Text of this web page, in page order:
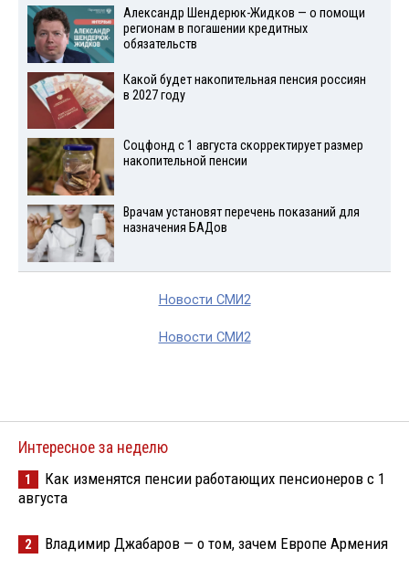
Александр Шендерюк-Жидков — о помощи
регионам в погашении кредитных
обязательств
Какой будет накопительная пенсия россиян
в 2027 году
Соцфонд с 1 августа скорректирует размер
накопительной пенсии
Врачам установят перечень показаний для
назначения БАДов
Новости СМИ2
Новости СМИ2
Интересное за неделю
1
Как изменятся пенсии работающих пенсионеров с 1
августа
2 Владимир Джабаров — о том, зачем Европе Армения